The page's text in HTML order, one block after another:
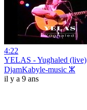
4:22
YELAS - Yughaled (live)
DjamKabyle-music ⵣ
il y a 9 ans